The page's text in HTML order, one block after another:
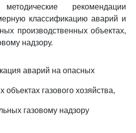
рекомендации
классификацию аварий и
производственных объектах,
надзору.
аварий на опасных
объектах газового хозяйства,
газовому надзору